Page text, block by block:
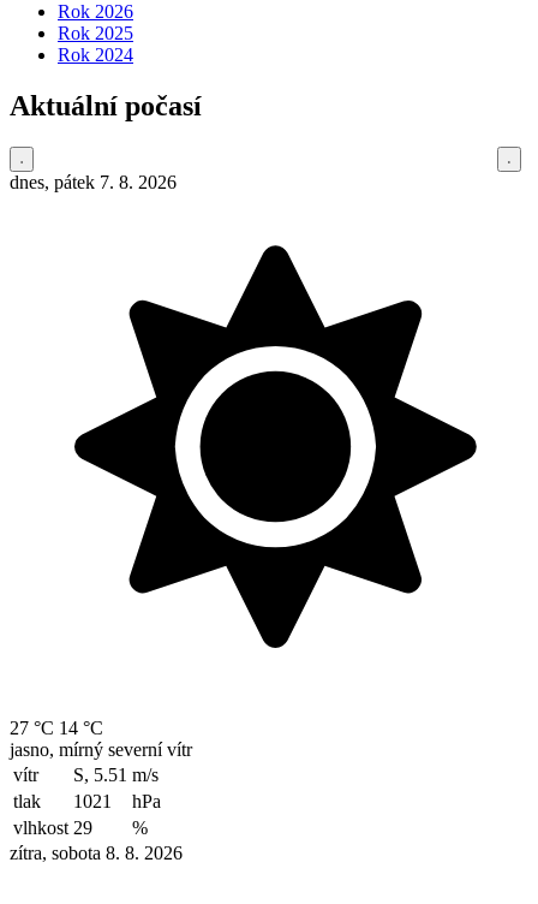
Rok 2026
Rok 2025
Rok 2024
Aktuální počasí
dnes, pátek 7. 8. 2026
27 °C 14 °C
jasno, mírný severní vítr
vítr
S, 5.51 m/s
tlak
1021
hPa
vlhkost 29
%
zítra, sobota 8. 8. 2026